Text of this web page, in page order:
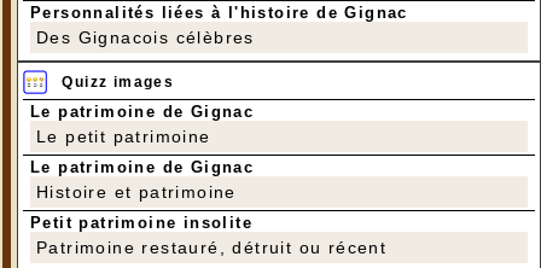
Personnalités liées à l'histoire de Gignac
Des Gignacois célèbres
Quizz images
Le patrimoine de Gignac
Le petit patrimoine
Le patrimoine de Gignac
Histoire et patrimoine
Petit patrimoine insolite
Patrimoine restauré, détruit ou récent